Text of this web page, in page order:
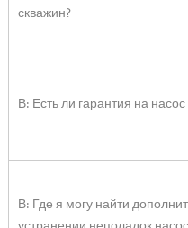
скважин?
В: Есть ли гарантия на насос
В: Где я могу найти